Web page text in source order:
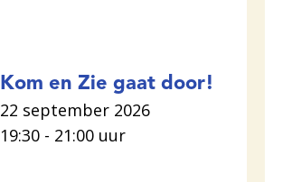
Kom en Zie gaat door!
22 september 2026
19:30 - 21:00 uur